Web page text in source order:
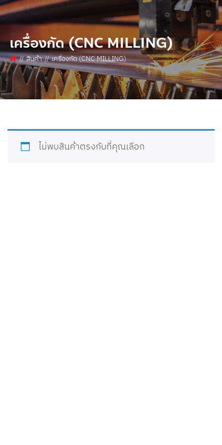
เครื่องกัด (CNC MILLING)
สินค้า เครื่องกัด (CNC MILLING)
ไม่พบสินค้าตรงกับที่คุณเลือก